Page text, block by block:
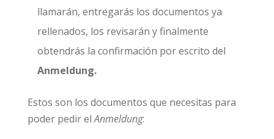
llamarán, entregarás los documentos ya
rellenados, los revisarán y finalmente
obtendrás la confirmación por escrito del
Anmeldung.
Estos son los documentos que necesitas para
poder pedir elAnmeldung: